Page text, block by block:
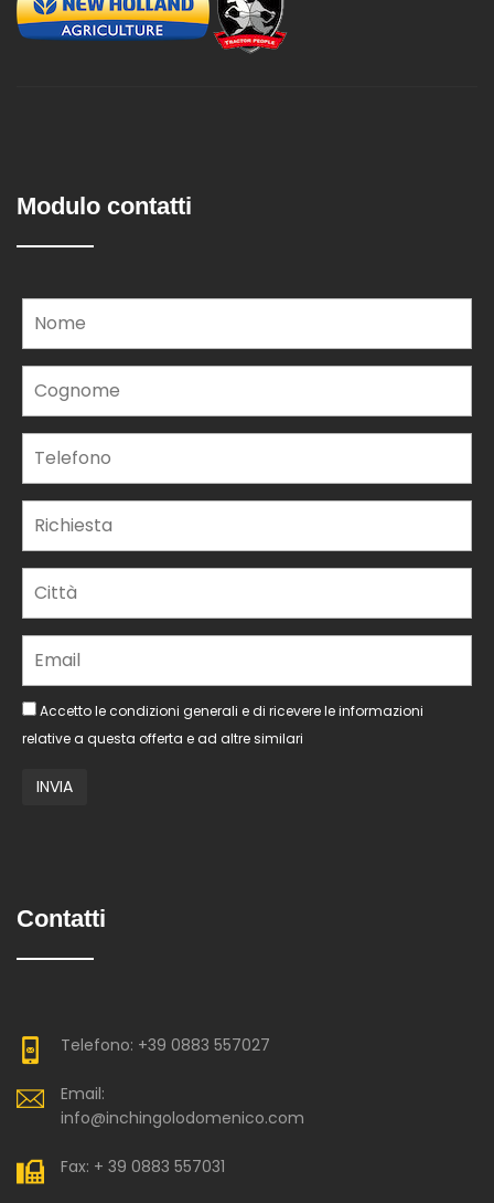
Modulo contatti
Accetto le condizioni generali e di ricevere le informazioni
relative a questa offerta e ad altre similari
Contatti
Telefono: +39 0883 557027
Email:
info@inchingolodomenico.com
Fax: + 39 0883 557031